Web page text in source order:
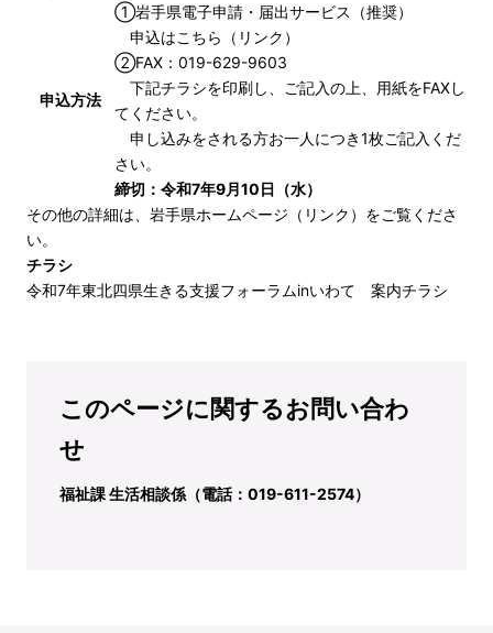
申込方法
①岩手県電子申請・届出サービス（推奨）
申込はこちら
（リンク）
②FAX：019-629-9603
下記チラシを印刷し、ご記入の上、用紙をFAXし
てください。
申し込みをされる方お一人につき1枚ご記入くだ
さい。
締切：令和7年9月10日（水）
その他の詳細は、 岩手県ホームページ （リンク）をご覧くださ
い。
チラシ
令和7年東北四県生きる支援フォーラムinいわて 案内チラシ
このページに関するお問い合わ
せ
福祉課 生活相談係（電話：019-611-2574）